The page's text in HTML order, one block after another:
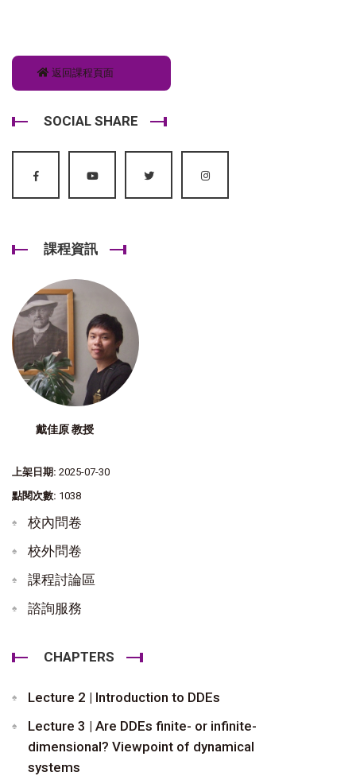
返回課程頁面
SOCIAL SHARE
課程資訊
戴佳原 教授
上架日期: 2025-07-30
點閱次數: 1038
校內問卷
校外問卷
課程討論區
諮詢服務
CHAPTERS
Lecture 2 | Introduction to DDEs
Lecture 3 | Are DDEs finite- or infinite-
dimensional? Viewpoint of dynamical
systems